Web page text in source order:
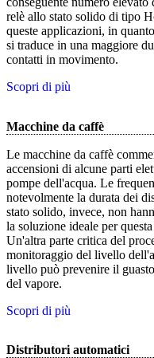
relè allo stato solido di tipo
queste applicazioni, in
si traduce in una maggiore
contatti in movimento.
Scopri di più
Macchine da caffè
Le macchine da caffè
accensioni di alcune parti
pompe dell'acqua. Le
notevolmente la durata dei
stato solido, invece, non
la soluzione ideale per
Un'altra parte critica del
monitoraggio del livello
livello può prevenire il
del vapore.
Scopri di più
Distributori automatici